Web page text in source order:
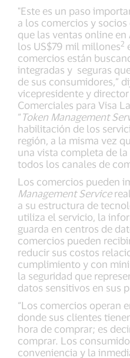
"Este es un paso
a los comercios y
que las ventas online
los US$79 mil millones2
comercios están
integradas y seguras
de sus consumidores,”
vicepresidente y
Comerciales para Visa
“ Token Management
habilitación de los
región, a la misma vez
una vista completa de
todos los canales de
Los comercios pueden
Management Service
a su estructura de
utiliza el servicio, la
guarda en centros de
comercios pueden
reducir sus costos
cumplimiento y con
la seguridad que
datos sensitivos en sus
“Los comercios operan
donde sus clientes
hora de comprar; es
comprar. Los
conveniencia y la